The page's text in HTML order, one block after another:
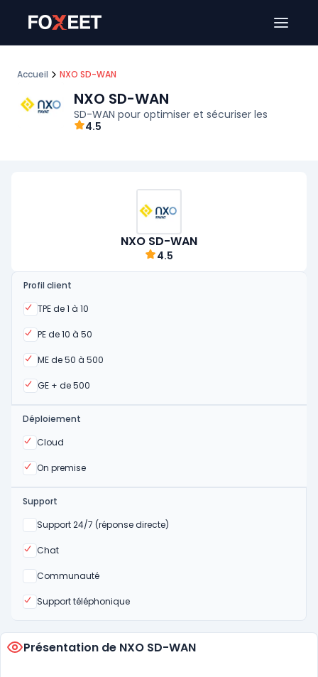
Accueil NXO SD-WAN
NXO SD-WAN
SD-WAN pour optimiser et sécuriser les
4.5
NXO SD-WAN
4.5
Profil client
TPE de 1 à 10
Oui
PE de 10 à 50
Oui
ME de 50 à 500
Oui
GE + de 500
Oui
Déploiement
Cloud
Oui
On premise
Oui
Support
Support 24/7 (réponse directe)
Non
Chat
Oui
Communauté
Non
Support téléphonique
Oui
Présentation de NXO SD-WAN